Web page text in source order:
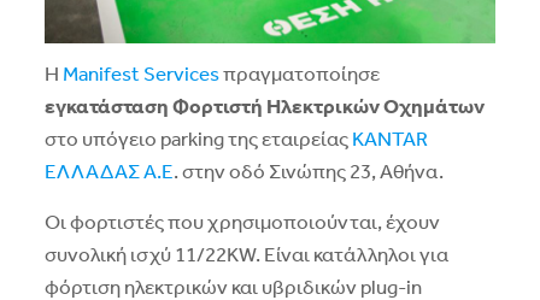
Η Manifest Servicesπραγματοποίησε
εγκατάσταση Φορτιστή Ηλεκτρικών Οχημάτων
στο υπόγειο parking της εταιρείας KANTAR
ΕΛΛΑΔΑΣ Α.Ε. στην οδό Σινώπης 23, Αθήνα.
Οι φορτιστές που χρησιμοποιούνται, έχουν
συνολική ισχύ 11/22KW. Είναι κατάλληλοι για
φόρτιση ηλεκτρικών και υβριδικών plug-in